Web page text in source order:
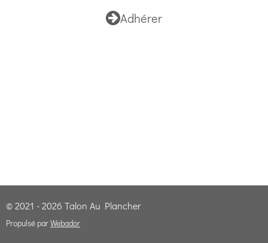
Adhérer
© 2021 - 2026 Talon Au Plancher
Propulsé parWebador